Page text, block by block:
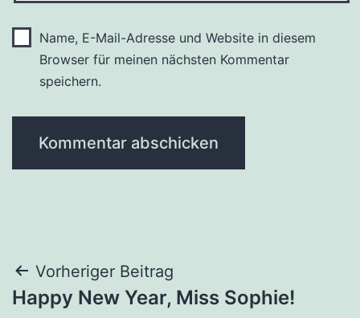
Name, E-Mail-Adresse und Website in diesem
Browser für meinen nächsten Kommentar
speichern.
Beitragsnavigation
Vorheriger Beitrag
Happy New Year, Miss Sophie!